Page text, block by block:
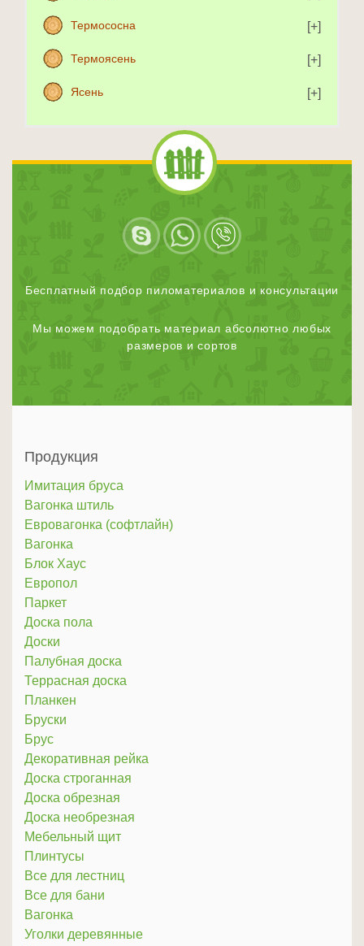
Термососна
Термоясень
Ясень
Бесплатный подбор пиломатериалов и консультации
Мы можем подобрать материал абсолютно любых
размеров и сортов
Продукция
Имитация бруса
Вагонка штиль
Евровагонка (софтлайн)
Вагонка
Блок Хаус
Европол
Паркет
Доска пола
Доски
Палубная доска
Террасная доска
Планкен
Бруски
Брус
Декоративная рейка
Доска строганная
Доска обрезная
Доска необрезная
Мебельный щит
Плинтусы
Все для лестниц
Все для бани
Вагонка
Уголки деревянные